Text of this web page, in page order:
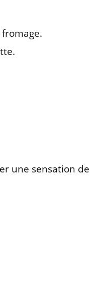
une sensation de